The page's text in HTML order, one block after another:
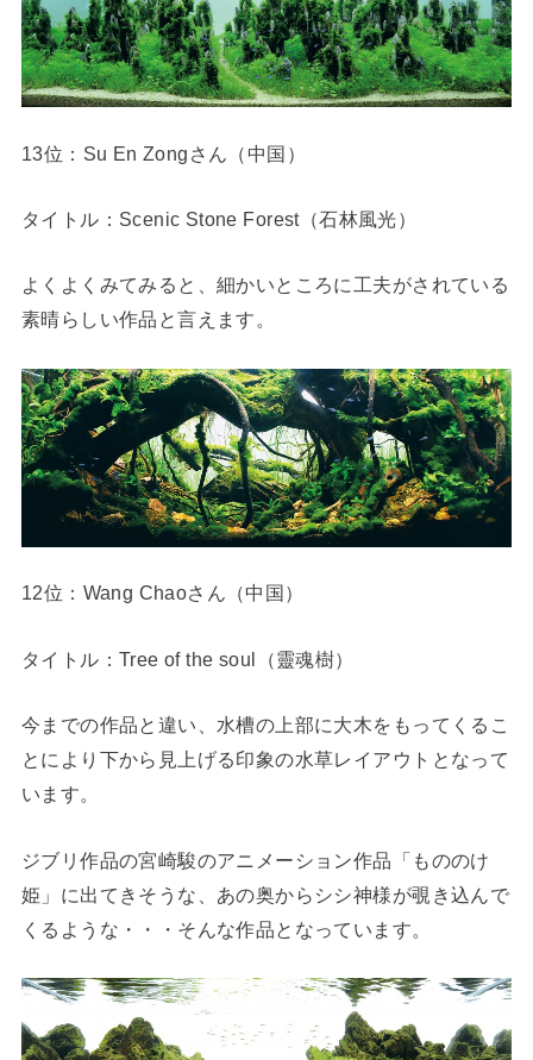
13位：Su En Zongさん（中国）
タイトル：Scenic Stone Forest（石林風光）
よくよくみてみると、細かいところに工夫がされている
素晴らしい作品と言えます。
12位：Wang Chaoさん（中国）
タイトル：Tree of the soul（靈魂樹）
今までの作品と違い、水槽の上部に大木をもってくるこ
とにより下から見上げる印象の水草レイアウトとなって
います。
ジブリ作品の宮崎駿のアニメーション作品「もののけ
姫」に出てきそうな、あの奥からシシ神様が覗き込んで
くるような・・・そんな作品となっています。